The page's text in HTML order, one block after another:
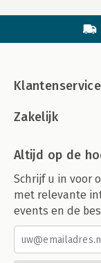
Klantenservice
Zakelijk
Altijd op de
Schrijf u in voor
met relevante
events en de